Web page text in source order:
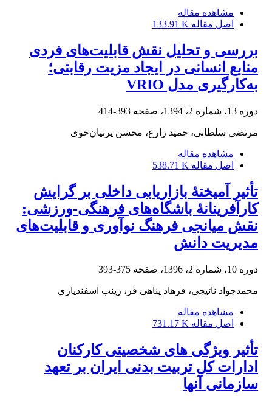
مشاهده مقاله
اصل مقاله 133.91 K
بررسی و تحلیل نقش قابلیت‌های فردی
منابع انسانی در ایجاد مزیت رقابتی؛
به‌کارگیری مدل VRIO
دوره 13، شماره 2، 1394، صفحه 393-414
مرتضی سلطانی، حمید زارع، محسن پرنیان‌خوی
مشاهده مقاله
اصل مقاله 538.71 K
تأثیر آمیختۀ بازاریابی داخلی بر گرایش
کارآفرینانۀ باشگاه‌های فرهنگی-ورزشی:
نقش میانجی فرهنگ نوآوری و قابلیت‌های
مدیریت دانش
دوره 10، شماره 2، 1396، صفحه 375-393
محمدجواد نائیجی، فرهاد پناهی فر، زینب اسفندیاری
مشاهده مقاله
اصل مقاله 731.17 K
تأثیر ویژگی های شخصیتی کارکنان
ادارات کل تربیت بدنی ایران بر تعهد
سازمانی آنها